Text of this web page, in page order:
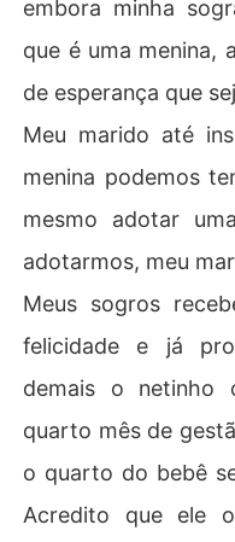
nino ou uma menina,
ente que será mais
uma afilhada para
Mas ele não contava
azer tudo que Ste
inara onde essa aposta
embora minha
que é uma menina,
de esperança que
Meu marido até
menina podemos
mesmo adotar
adotarmos, meu
Meus sogros
felicidade e já
demais o netinho
quarto mês de
o quarto do bebê
Acredito que ele